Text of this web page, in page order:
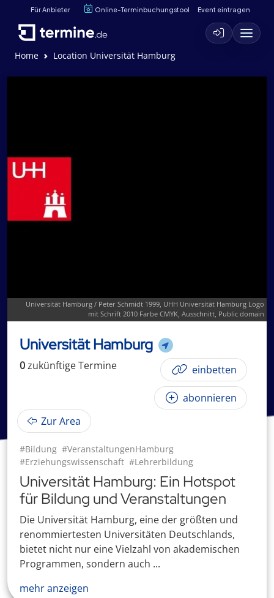
Für Anbieter Online-Terminbuchungstool Event eintragen
Home Location Universität Hamburg
Universität Hamburg / Peter Schmidt 1999, UHH Universität Hamburg Logo
mit Schrift 2010 Farbe CMYK, Ausschnitt, Public domain
Universität Hamburg
0zukünftigeTermine einbetten
abonnieren
Zur Area
#Bildung #VeranstaltungenHamburg
#Erziehungswissenschaft #Lehrerbildung
Universität Hamburg: Ein Hotspot
für Bildung und Veranstaltungen
Die Universität Hamburg, eine der größten und
renommiertesten Universitäten Deutschlands,
bietet nicht nur eine Vielzahl von akademischen
Programmen, sondern auch ...
mehr anzeigen